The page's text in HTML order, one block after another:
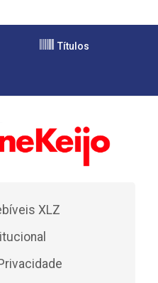
Títulos
XLZ